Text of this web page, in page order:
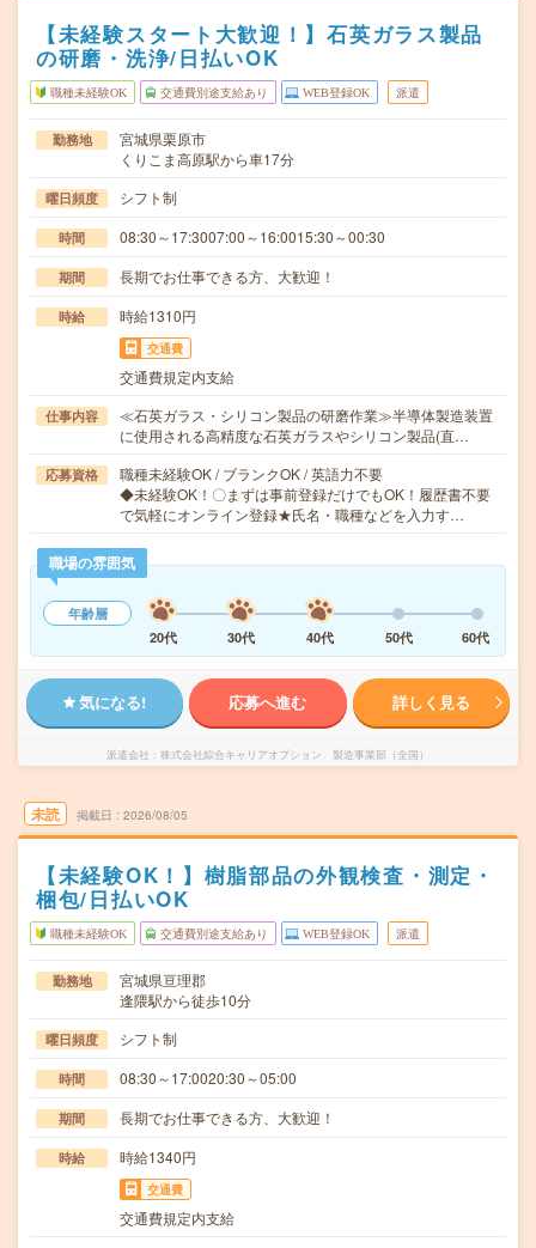
【未経験スタート大歓迎！】石英ガラス製品
の研磨・洗浄/日払いOK
職種未経験OK 交通費別途支給あり WEB登録OK 派遣
勤務地
宮城県栗原市
くりこま高原駅から車17分
曜日頻度 シフト制
時間 08:30～17:3007:00～16:0015:30～00:30
期間 長期でお仕事できる方、大歓迎！
時給 時給1310円
交通費
交通費規定内支給
仕事内容
≪石英ガラス・シリコン製品の研磨作業≫半導体製造装置
に使用される高精度な石英ガラスやシリコン製品(直…
応募資格
職種未経験OK / ブランクOK / 英語力不要
◆未経験OK！〇まずは事前登録だけでもOK！履歴書不要
で気軽にオンライン登録★氏名・職種などを入力す…
職場の雰囲気
年齢層
20代
30代 40代 50代 60代
気になる! 応募へ進む 詳しく見る
派遣会社 株式会社綜合キャリアオプション 製造事業部（全国）
未読 掲載日 2026/08/05
【未経験OK！】樹脂部品の外観検査・測定・
梱包/日払いOK
職種未経験OK 交通費別途支給あり WEB登録OK 派遣
勤務地
宮城県亘理郡
逢隈駅から徒歩10分
曜日頻度 シフト制
時間 08:30～17:0020:30～05:00
期間 長期でお仕事できる方、大歓迎！
時給 時給1340円
交通費
交通費規定内支給